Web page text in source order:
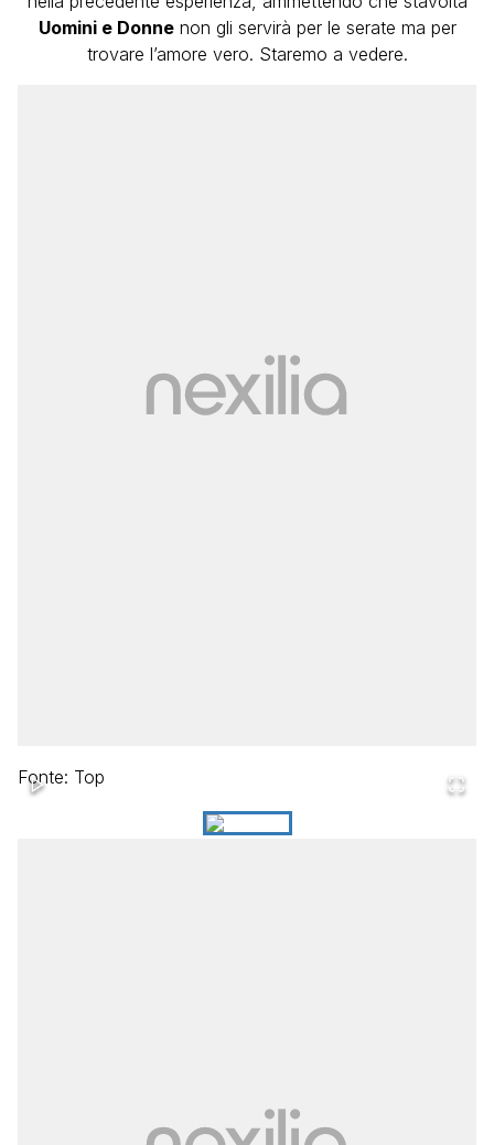
Uomini e Donnenon gli servirà per le serate ma per
trovare l’amore vero. Staremo a vedere.
Fonte: Top